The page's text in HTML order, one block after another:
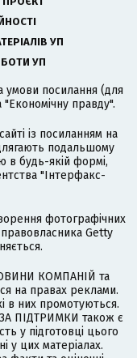
УП
УП
умови посилання (для
правду".
із посиланням на
подальшому
будь-якій формі,
"Інтерфакс-
фотографічних
правовласника Getty
КОМПАНІЙ та
на правах реклами.
в них промотуються.
ПІДТРИМКИ також є
у підготовці цього
у цих матеріалах.